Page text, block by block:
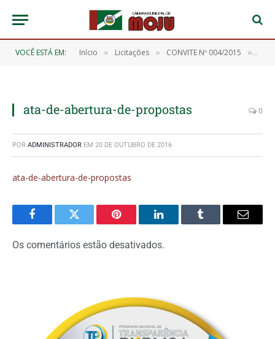
VOCÊ ESTÁ EM: Início » Licitações » CONVITE Nº 004/2015 »
ata-de-abertura-de-propostas 0
POR ADMINISTRADOR EM 20 DE OUTUBRO DE 2016
ata-de-abertura-de-propostas
FacebookTwitter Pinterest O
LinkedIn
Tumblr
E-
Os comentários estão desativados.